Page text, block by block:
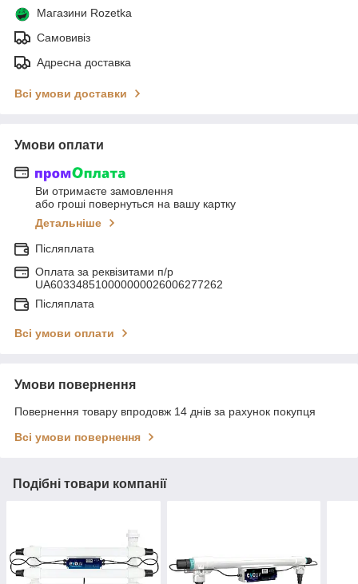
Магазини Rozetka
Самовивіз
Адресна доставка
Всі умови доставки
Умови оплати
Ви отримаєте замовлення
або гроші повернуться на вашу картку
Детальніше
Післяплата
Оплата за реквізитами п/р
UA603348510000000026006277262
Післяплата
Всі умови оплати
Умови повернення
Повернення товару впродовж 14 днів за рахунок покупця
Всі умови повернення
Подібні товари компанії